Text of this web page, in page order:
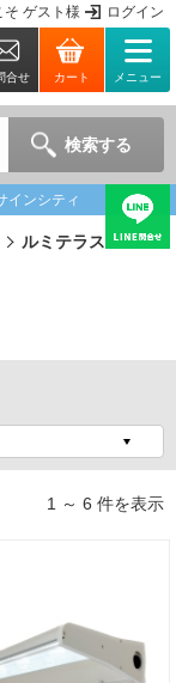
そ ゲスト 様 ログイン
合せ カート メニュー
検索する
インシティ
ルミテラス
1 ～ 6 件を表示